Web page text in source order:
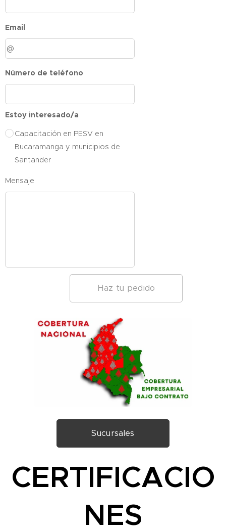
Email
Número de teléfono
Estoy interesado/a
Capacitación en PESV en
Bucaramanga y municipios de
Santander
Mensaje
Haz tu pedido
Sucursales
CERTIFICACIO
NES